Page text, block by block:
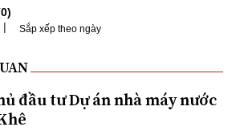
0)
| Sắp xếp theo ngày
đầu tư Dự án nhà máy nước